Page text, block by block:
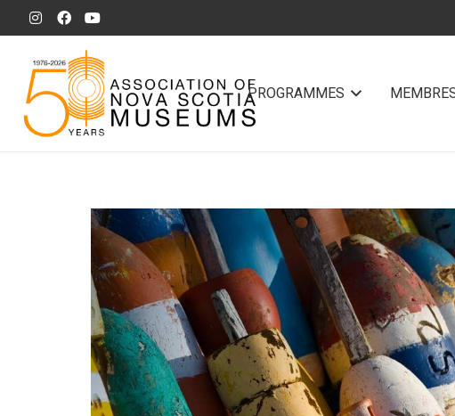
PROGRAMMES